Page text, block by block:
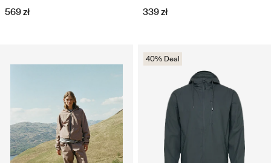
569 zł 339 zł
40% Deal